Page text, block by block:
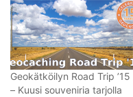
Geokätköilyn Road Trip ’15
– Kuusi souveniria tarjolla